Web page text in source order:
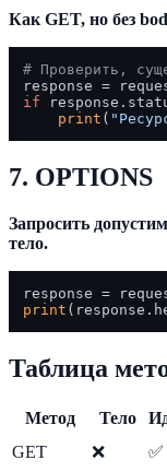
Как GET, но без
# Проверить,
response =
if
print (
7. OPTIONS
Запросить
тело.
response =
print
Таблица
Метод Тело
GET
❌ ✅